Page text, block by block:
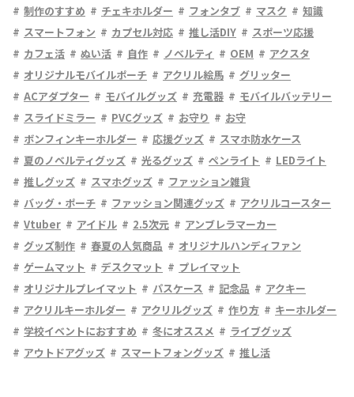
制作のすすめ
チェキホルダー フォンタブ マスク
知識
スマートフォン
カプセル対応 推し活DIY
スポーツ応援
カフェ活
ぬい活 自作 ノベルティ OEM
アクスタ
オリジナルモバイルポーチ
アクリル絵馬
グリッター
ACアダプター
モバイルグッズ 充電器
モバイルバッテリー
スライドミラー
PVCグッズ お守り
お守
ボンフィンキーホルダー
応援グッズ
スマホ防水ケース
夏のノベルティグッズ
光るグッズ ペンライト
LEDライト
推しグッズ
スマホグッズ
ファッション雑貨
バッグ・ポーチ
ファッション関連グッズ
アクリルコースター
Vtuber
アイドル 2.5次元
アンブレラマーカー
グッズ制作
春夏の人気商品
オリジナルハンディファン
ゲームマット
デスクマット
プレイマット
オリジナルプレイマット
パスケース 記念品
アクキー
アクリルキーホルダー
アクリルグッズ 作り方
キーホルダー
学校イベントにおすすめ
冬にオススメ
ライブグッズ
アウトドアグッズ
スマートフォングッズ 推し活